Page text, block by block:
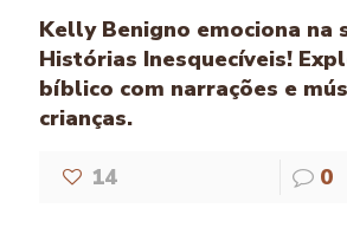
Kelly Benigno emociona na
Histórias Inesquecíveis!
bíblico com narrações e
crianças.
14 0